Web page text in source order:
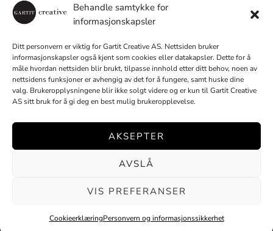
Behandle samtykke for
informasjonskapsler
Ditt personvern er viktig for Gartit Creative AS. Nettsiden bruker
informasjonskapsler også kjent som cookies eller datakapsler. Dette for å
måle hvordan nettsiden blir brukt, tilpasse innhold etter ditt behov, noen av
nettsidens funksjoner er avhengig av det for å fungere, samt huske dine
valg. Brukeropplysningene blir ikke solgt videre og er kun til Gartit Creative
AS sitt bruk for å gi deg en best mulig brukeropplevelse.
AKSEPTER
AVSLÅ
VIS PREFERANSER
CookieerklæringPersonvern og informasjonssikkerhet
Følg oss
Med bærekraft i fokus